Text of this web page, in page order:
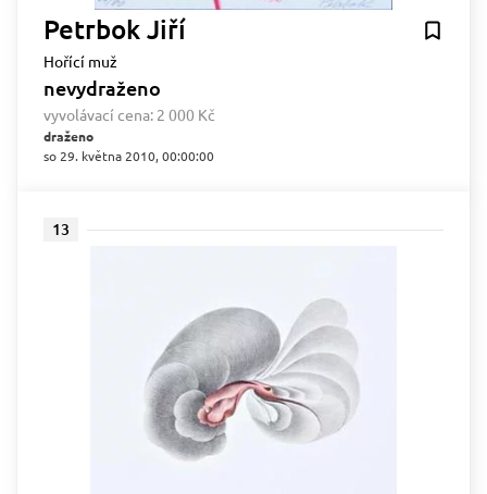
Petrbok Jiří
Hořící muž
nevydraženo
vyvolávací cena: 2 000 Kč
draženo
so 29. května 2010, 00:00:00
13